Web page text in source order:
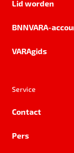
Lid worden
BNNVARA-
VARAgids
Service
Contact
Pers